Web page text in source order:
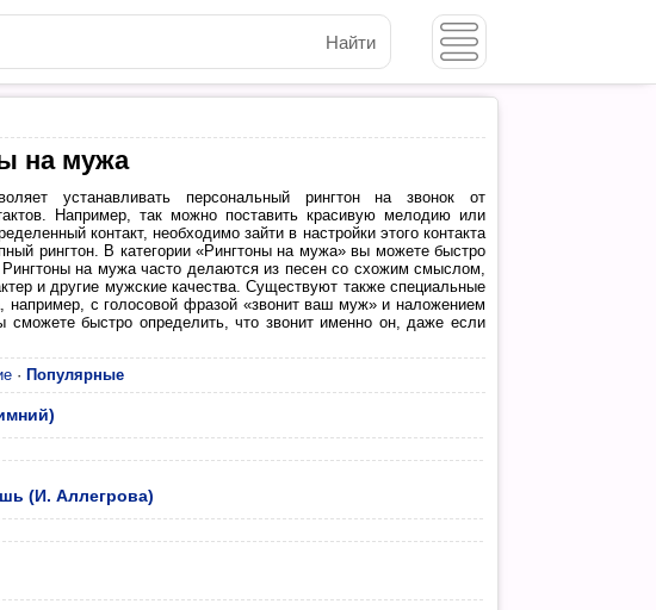
Найти
на мужа
устанавливать персональный рингтон на звонок от
Например, так можно поставить красивую мелодию или
контакт, необходимо зайти в настройки этого контакта
рингтон. В категории «Рингтоны на мужа» вы можете быстро
на мужа часто делаются из песен со схожим смыслом,
и другие мужские качества. Существуют также специальные
например, с голосовой фразой «звонит ваш муж» и наложением
быстро определить, что звонит именно он, даже если
· Популярные
(И. Аллегрова)